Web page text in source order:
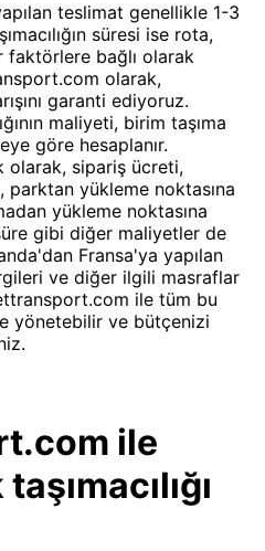
teslimat genellikle 1-3
süresi ise rota,
bağlı olarak
olarak,
garanti ediyoruz.
maliyeti, birim taşıma
göre hesaplanır.
olarak, sipariş ücreti,
yükleme noktasına
yükleme noktasına
gibi diğer maliyetler de
Fransa'ya yapılan
ve diğer ilgili masraflar
ile tüm bu
yönetebilir ve bütçenizi
ile